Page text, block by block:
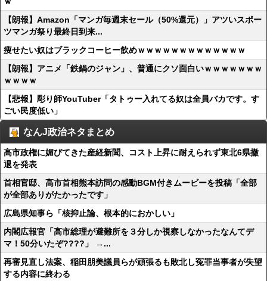
【朗報】Amazon「マンガ毎週末セール（50%還元）」アツいスポー
ツマンガ祭り最終日到来...
痩せたい奴はブラックコーヒー飲めｗｗｗｗｗｗｗｗｗｗｗｗｗ
【朗報】アニメ「鉄鍋のジャン」、普通にクソ面白いｗｗｗｗｗｗｗ
ｗｗｗｗ
【悲報】彫り師YouTuber「タトゥー入れてる奴は全員バカです。す
ごい民度低い」
なんJ政治ネタまとめ
高市政権に媚びてきた産経新聞、コスト上昇に耐えられず東北6県撤
退を発表
首相官邸、高市首相熊本訪問の感動BGM付きムービーを投稿「全部
が全部ありがたかったです」
広島県知事ら「核抑止論、根本的におかしい」
内閣広報官「高市総理が避難所を３分しか視察しなかったなんてデ
マ！50分いたぞ????」 →...
再審見直し法案、稲田朋美議員らが頑張るも敗北し冤罪当事者が失望
する内容に終わる